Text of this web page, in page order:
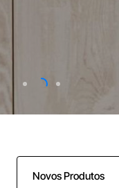
Novos Produtos